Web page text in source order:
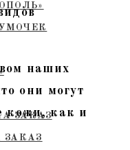
ЗАКАЗ
наших
они могут
кожи, как и